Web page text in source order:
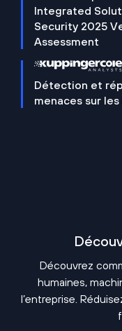
Integrated
Security 2025
Assessment
Détection et
menaces sur
Découvrez
humaines,
l’entreprise.